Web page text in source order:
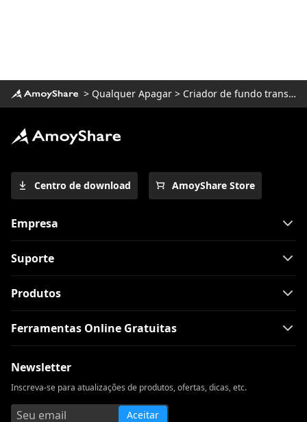
> Qualquer Apagar > Criador de fundo transparente
Centro de download AmoyShare Store
Empresa
Suporte
Produtos
Ferramentas Online Gratuitas
Newsletter
Inscreva-se para atualizações de produtos, ofertas, dicas, etc.
Aceitar